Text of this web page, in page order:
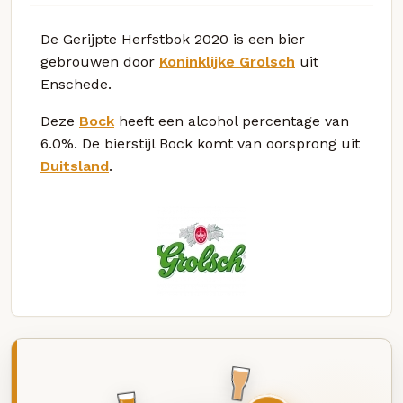
De Gerijpte Herfstbok 2020 is een bier
gebrouwen door Koninklijke Grolsch uit
Enschede.
Deze Bock heeft een alcohol percentage van
6.0%. De bierstijl Bock komt van oorsprong uit
Duitsland.